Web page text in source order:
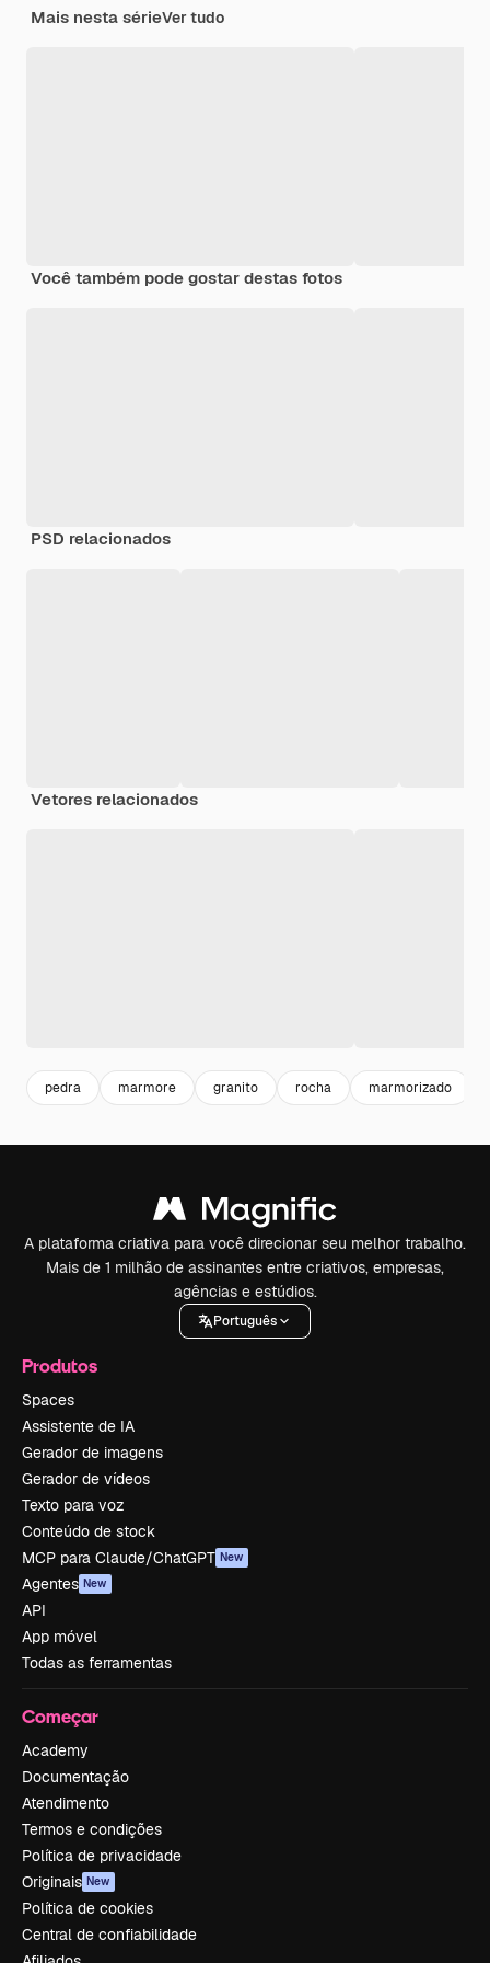
Mais nesta sérieVer tudo
Você também pode gostar destas fotos
PSD relacionados
Vetores relacionados
pedra marmore granito rocha marmorizado
A plataforma criativa para você direcionar seu melhor trabalho.
Mais de 1 milhão de assinantes entre criativos, empresas,
agências e estúdios.
Português
Produtos
Spaces
Assistente de IA
Gerador de imagens
Gerador de vídeos
Texto para voz
Conteúdo de stock
MCP para Claude/ChatGPT New
Agentes New
API
App móvel
Todas as ferramentas
Começar
Academy
Documentação
Atendimento
Termos e condições
Política de privacidade
Originais New
Política de cookies
Central de confiabilidade